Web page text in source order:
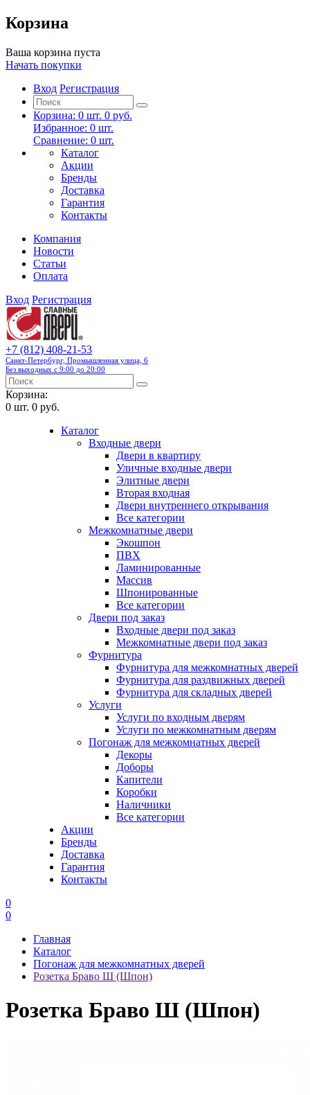
Корзина
Ваша корзина пуста
Начать покупки
Вход Регистрация
Корзина: 0 шт. 0 руб.
Избранное: 0 шт.
Сравнение: 0 шт.
Каталог
Акции
Бренды
Доставка
Гарантия
Контакты
Компания
Новости
Статьи
Оплата
Вход Регистрация
+7 (812) 408-21-53
Санкт-Петербург, Промышленная улица, 6
Без выходных с 9:00 до 20:00
Корзина:
0 шт. 0 руб.
Каталог
Входные двери
Двери в квартиру
Уличные входные двери
Элитные двери
Вторая входная
Двери внутреннего открывания
Все категории
Межкомнатные двери
Экошпон
ПВХ
Ламинированные
Массив
Шпонированные
Все категории
Двери под заказ
Входные двери под заказ
Межкомнатные двери под заказ
Фурнитура
Фурнитура для межкомнатных дверей
Фурнитура для раздвижных дверей
Фурнитура для складных дверей
Услуги
Услуги по входным дверям
Услуги по межкомнатным дверям
Погонаж для межкомнатных дверей
Декоры
Доборы
Капители
Коробки
Наличники
Все категории
Акции
Бренды
Доставка
Гарантия
Контакты
0
0
Главная
Каталог
Погонаж для межкомнатных дверей
Розетка Браво Ш (Шпон)
Розетка Браво Ш (Шпон)